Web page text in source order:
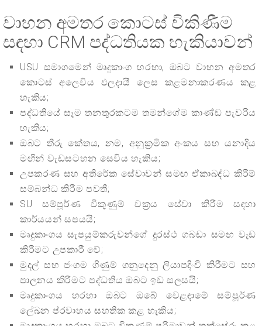
වාහන අමතර කොටස් විකිණීම
සඳහා CRM පද්ධතියක හැකියාවන්
USU සමාගමෙන් මෘදුකාංග හරහා, ඔබට වාහන අමතර
කොටස් අලෙවිය ඵලදායී ලෙස කළමනාකරණය කළ
හැකිය;
පද්ධතියේ සෑම තනතුරකටම තමන්ගේම කාණ්ඩ පැවරිය
හැකිය;
ඔබට තීරු කේතය, නම, අනුක්‍රමික අංකය සහ යනාදිය
මඟින් වැඩසටහන සෙවිය හැකිය;
උපකරණ සහ අතිරේක සේවාවන් සමඟ ඒකාබද්ධ කිරීම්
සම්බන්ධ කිරීම පවතී;
SU සම්පූර්ණ විකුණුම් චක්‍රය සේවා කිරීම සඳහා
කාර්යයන් සපයයි;
මෘදුකාංගය සැපයුම්කරුවන්ගේ දුරස්ථ ගබඩා සමඟ වැඩ
කිරීමට උපකාරී වේ;
මුදල් සහ ජංගම ගිණුම් ගනුදෙනු ලියාපදිංචි කිරීමට සහ
පාලනය කිරීමට පද්ධතිය ඔබට ඉඩ සලසයි;
මෘදුකාංගය හරහා ඔබට ඔබේ වෙළඳාමේ සම්පූර්ණ
ලේඛන ප්රවාහය සහතික කළ හැකිය;